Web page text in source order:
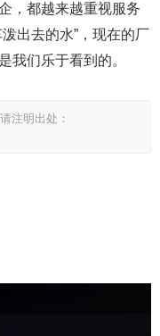
，都越来越重视服务
出去的水”，现在的厂
我们乐于看到的。
注明出处：